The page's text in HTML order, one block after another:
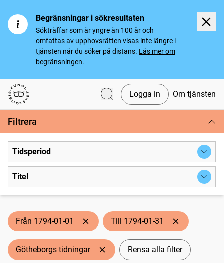
Begränsningar i sökresultaten
Sökträffar som är yngre än 100 år och
omfattas av upphovsrätten visas inte längre i
tjänsten när du söker på distans. Läs mer om
begränsningen.
Svenska tidningar
Logga in Om tjänsten
Filtrera
Tidsperiod
Titel
Från 1794-01-01 Till 1794-01-31
Götheborgs tidningar Rensa alla filter